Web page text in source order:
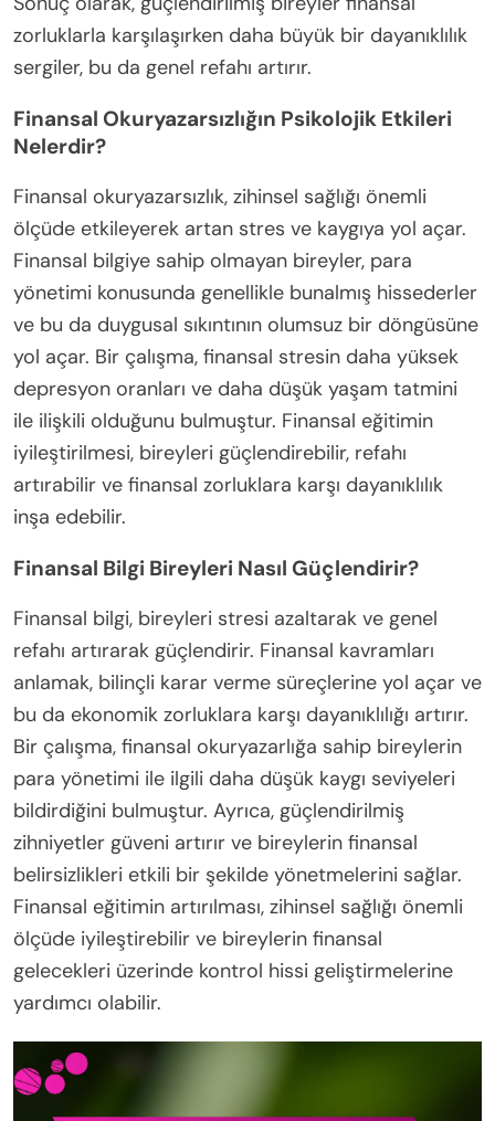
zorluklarla karşılaşırken daha büyük bir dayanıklılık
sergiler, bu da genel refahı artırır.
Finansal Okuryazarsızlığın Psikolojik Etkileri
Nelerdir?
Finansal okuryazarsızlık, zihinsel sağlığı önemli
ölçüde etkileyerek artan stres ve kaygıya yol açar.
Finansal bilgiye sahip olmayan bireyler, para
yönetimi konusunda genellikle bunalmış hissederler
ve bu da duygusal sıkıntının olumsuz bir döngüsüne
yol açar. Bir çalışma, finansal stresin daha yüksek
depresyon oranları ve daha düşük yaşam tatmini
ile ilişkili olduğunu bulmuştur. Finansal eğitimin
iyileştirilmesi, bireyleri güçlendirebilir, refahı
artırabilir ve finansal zorluklara karşı dayanıklılık
inşa edebilir.
Finansal Bilgi Bireyleri Nasıl Güçlendirir?
Finansal bilgi, bireyleri stresi azaltarak ve genel
refahı artırarak güçlendirir. Finansal kavramları
anlamak, bilinçli karar verme süreçlerine yol açar ve
bu da ekonomik zorluklara karşı dayanıklılığı artırır.
Bir çalışma, finansal okuryazarlığa sahip bireylerin
para yönetimi ile ilgili daha düşük kaygı seviyeleri
bildirdiğini bulmuştur. Ayrıca, güçlendirilmiş
zihniyetler güveni artırır ve bireylerin finansal
belirsizlikleri etkili bir şekilde yönetmelerini sağlar.
Finansal eğitimin artırılması, zihinsel sağlığı önemli
ölçüde iyileştirebilir ve bireylerin finansal
gelecekleri üzerinde kontrol hissi geliştirmelerine
yardımcı olabilir.